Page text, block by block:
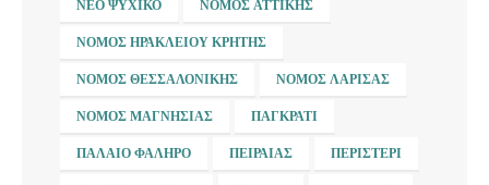
ΝΈΟ ΨΥΧΙΚΌ ΝΟΜΌΣ ΑΤΤΙΚΉΣ
ΝΟΜΌΣ ΗΡΑΚΛΕΊΟΥ ΚΡΉΤΗΣ
ΝΟΜΌΣ ΘΕΣΣΑΛΟΝΊΚΗΣ ΝΟΜΌΣ ΛΆΡΙΣΑΣ
ΝΟΜΌΣ ΜΑΓΝΗΣΊΑΣ ΠΑΓΚΡΆΤΙ
ΠΑΛΑΙΌ ΦΆΛΗΡΟ ΠΕΙΡΑΙΆΣ ΠΕΡΙΣΤΈΡΙ